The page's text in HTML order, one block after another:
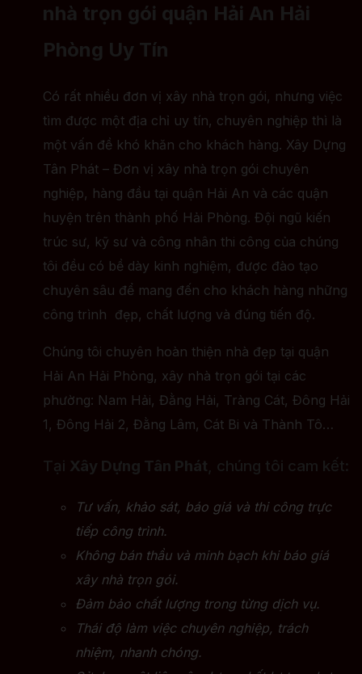
nhà trọn gói quận Hải An Hải
Phòng Uy Tín
Có rất nhiều đơn vị xây nhà trọn gói, nhưng việc
tìm được một địa chỉ uy tín, chuyên nghiệp thì là
một vấn đề khó khăn cho khách hàng. Xây Dựng
Tân Phát – Đơn vị xây nhà trọn gói chuyên
nghiệp, hàng đầu tại quận Hải An và các quận
huyện trên thành phố Hải Phòng. Đội ngũ kiến
trúc sư, kỹ sư và công nhân thi công của chúng
tôi đều có bề dày kinh nghiệm, được đào tạo
chuyên sâu để mang đến cho khách hàng những
công trình đẹp, chất lượng và đúng tiến độ.
Chúng tôi chuyên hoàn thiện nhà đẹp tại quận
Hải An Hải Phòng, xây nhà trọn gói tại các
phường: Nam Hải, Đằng Hải, Tràng Cát, Đông Hải
1, Đông Hải 2, Đằng Lâm, Cát Bi và Thành Tô…
Tại Xây Dựng Tân Phát, chúng tôi cam kết:
Tư vấn, khảo sát, báo giá và thi công trực
tiếp công trình.
Không bán thầu và minh bạch khi báo giá
xây nhà trọn gói.
Đảm bảo chất lượng trong từng dịch vụ.
Thái độ làm việc chuyên nghiệp, trách
nhiệm, nhanh chóng.